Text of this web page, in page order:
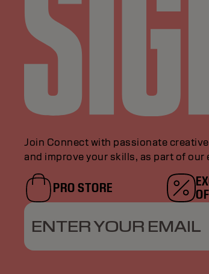
Join Connect with passionate
and improve your skills, as part of our
PRO STORE
ENTER YOUR EMAIL